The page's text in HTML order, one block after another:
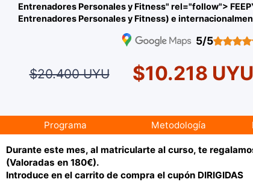
Entrenadores Personales y Fitness" rel="follow">
Entrenadores Personales y Fitness) e
5/5
$20.400 UYU $10.218 UYU
Programa Metodología
Durante este mes, al matricularte al curso, te
(Valoradas en 180€).
Introduce en el carrito de compra el cupón DIRIGIDAS